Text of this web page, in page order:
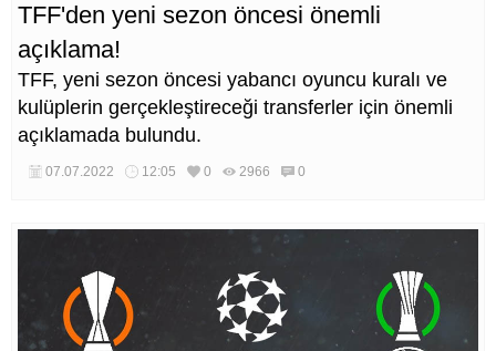
TFF'den yeni sezon öncesi önemli
açıklama!
TFF, yeni sezon öncesi yabancı oyuncu kuralı ve
kulüplerin gerçekleştireceği transferler için önemli
açıklamada bulundu.
07.07.2022 12:05 0 2966 0